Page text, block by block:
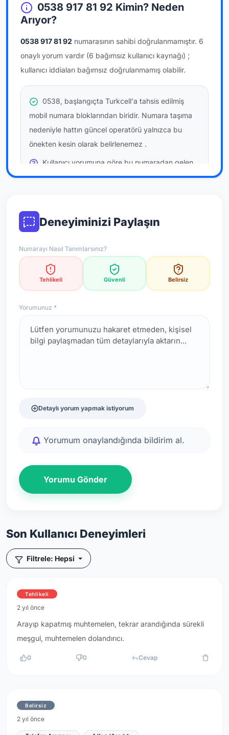
0538 917 81 92 Kimin? Neden
Arıyor?
0538 917 81 92 numarasının sahibi doğrulanmamıştır. 6
onaylı yorum vardır (6 bağımsız kullanıcı kaynağı) ;
kullanıcı iddiaları bağımsız doğrulanmamış olabilir.
0538, başlangıçta Turkcell'a tahsis edilmiş
mobil numara bloklarından biridir. Numara taşıma
nedeniyle hattın güncel operatörü yalnızca bu
önekten kesin olarak belirlenemez .
Kullanıcı yorumuna göre bu numaradan gelen
çağrılaratemkinli yaklaşmanızönerilir; bu bir site
resmi doğrulama niteliği taşımaz.
*Not: Değerlendirmeler onaylı kullanıcı yorumlarına göre
güncellenir.
Deneyiminizi Paylaşın
Numarayı Nasıl Tanımlarsınız?
Tehlikeli Güvenli Belirsiz
Yorumunuz *
Detaylı yorum yapmak istiyorum
Yorumum onaylandığında bildirim al.
Yorumu Gönder
Son Kullanıcı Deneyimleri
Filtrele: Hepsi
Tehlikeli
2 yıl önce
Arayıp kapatmış muhtemelen, tekrar arandığında sürekli
meşgul, muhtemelen dolandırıcı.
0 0 Cevap
Belirsiz
2 yıl önce